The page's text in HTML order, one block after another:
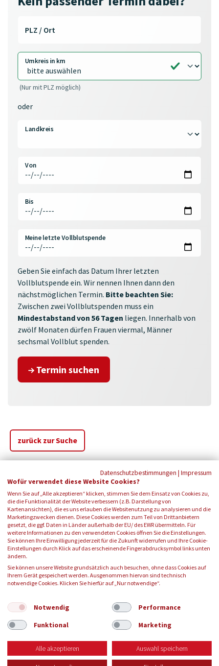
PLZ / Ort
Umkreis in km
(Nur mit PLZ möglich)
oder
Landkreis
Von
Bis
Meine letzte Vollblutspende
Geben Sie einfach das Datum Ihrer letzten
Vollblutspende ein. Wir nennen Ihnen dann den
nächstmöglichen Termin. Bitte beachten Sie:
Zwischen zwei Vollblutspenden muss ein
Mindestabstand von 56 Tagen liegen. Innerhalb von
zwölf Monaten dürfen Frauen viermal, Männer
sechsmal Vollblut spenden.
Termin suchen
zurück zur Suche
FOLGEN SIE UNS:
gemeinnützige GmbH
KONTAKT IMPRESSUM DATENSCHUTZ
Datenschutzbestimmungen | Impressum
Wofür verwendet diese Website Cookies?
Wenn Sie auf „Alle akzeptieren“ klicken, stimmen Sie dem Einsatz von Cookies zu,
die die Funktionalität der Website verbessern (z.B. Darstellung von
Kartenansichten), die es uns erlauben die Websitenutzung zu analysieren und die
Marketingzwecken dienen. Diese Cookies werden zum Teil von Drittanbietern
gesetzt, die ggf. Daten in Länder außerhalb der EU/ des EWR übermitteln. Für
weitere Informationen zu den verwendeten Cookies öffnen Sie die Einstellungen.
Sie können Ihre Einwilligung jederzeit für die Zukunft widerrufen und Ihre Cookie-
Einstellungen durch Klick auf das erscheinende Fingerabdrucksymbol links unten
ändern.
Sie können unsere Website grundsätzlich auch besuchen, ohne dass Cookies auf
Ihrem Gerät gespeichert werden. Ausgenommen hiervon sind technisch
notwendige Cookies. Klicken Sie hierfür auf „Nur notwendige“.
Notwendig
Performance
Funktional
Marketing
Alle akzeptieren Auswahl speichern